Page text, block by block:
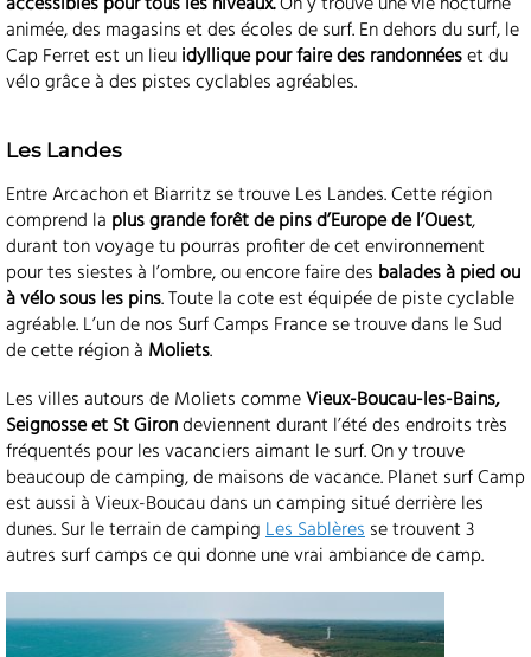
animée, des magasins et des écoles de surf. En dehors du surf, le
Cap Ferret est un lieuidyllique pour faire des randonnéeset du
vélo grâce à des pistes cyclables agréables.
Les Landes
Entre Arcachon et Biarritz se trouve Les Landes. Cette région
comprend la plus grande forêt de pins d’Europe de l’Ouest,
durant ton voyage tu pourras profiter de cet environnement
pour tes siestes à l’ombre, ou encore faire des balades à pied ou
à vélo sous les pins. Toute la cote est équipée de piste cyclable
agréable. L’un de nos Surf Camps France se trouve dans le Sud
de cette région à Moliets.
Les villes autours de Moliets commeVieux-Boucau-les-Bains,
Seignosse et St Girondeviennent durant l’été des endroits très
fréquentés pour les vacanciers aimant le surf. On y trouve
beaucoup de camping, de maisons de vacance. Planet surf Camp
est aussi à Vieux-Boucau dans un camping situé derrière les
dunes. Sur le terrain de campingLes Sablèresse trouvent 3
autres surf camps ce qui donne une vrai ambiance de camp.